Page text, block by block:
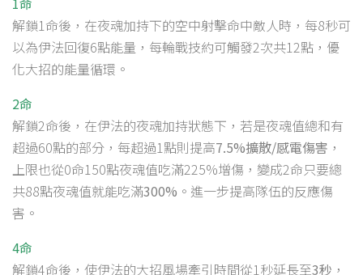
解鎖1命後，在夜魂加持下的空中射擊命中敵人時，每8秒可
以為伊法回復6點能量，每輪戰技約可觸發2次共12點，優
化大招的能量循環。
2命
解鎖2命後，在伊法的夜魂加持狀態下，若是夜魂值總和有
超過60點的部分，每超過1點則提高7.5%擴散/感電傷害 ，
上限也從0命150點夜魂值吃滿225%增傷，變成2命只要總
共88點夜魂值就能吃滿300% 。進一步提高隊伍的反應傷
害。
4命
解鎖4命後，使伊法的大招風場牽引時間從1秒延長至3秒 ，